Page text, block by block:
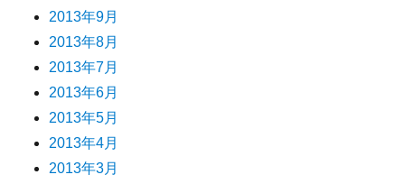
2013年9月
2013年8月
2013年7月
2013年6月
2013年5月
2013年4月
2013年3月